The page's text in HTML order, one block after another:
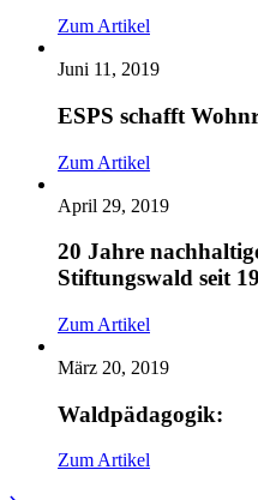
Zum Artikel
Juni 11, 2019
ESPS schafft
Zum Artikel
April 29, 2019
20 Jahre
Stiftungswald seit
Zum Artikel
März 20, 2019
Waldpädagogik:
Zum Artikel